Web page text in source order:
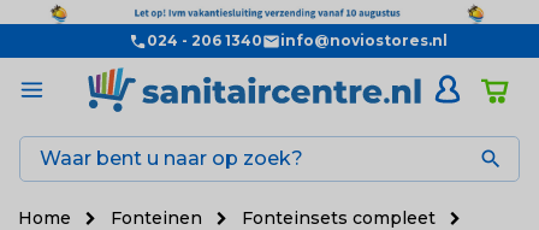
024 - 206 1340 info@noviostores.nl

Home Fonteinen
Fonteinsets compleet